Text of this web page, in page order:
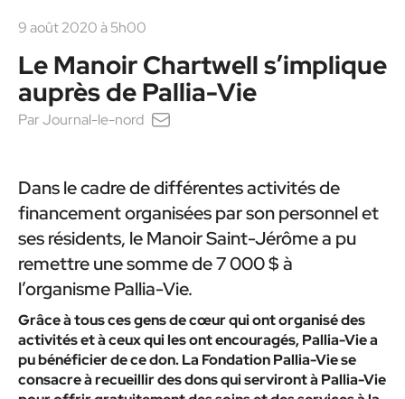
9 août 2020 à 5h00
Le Manoir Chartwell s’implique
auprès de Pallia-Vie
ParJournal-le-nord
Dans le cadre de différentes activités de
financement organisées par son personnel et
ses résidents, le Manoir Saint-Jérôme a pu
remettre une somme de 7 000 $ à
l’organisme Pallia-Vie.
Grâce à tous ces gens de cœur qui ont organisé des
activités et à ceux qui les ont encouragés, Pallia-Vie a
pu bénéficier de ce don. La Fondation Pallia-Vie se
consacre à recueillir des dons qui serviront à Pallia-Vie